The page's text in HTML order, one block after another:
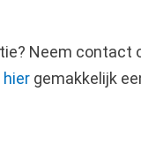
Neem contact
hier gemakkelijk